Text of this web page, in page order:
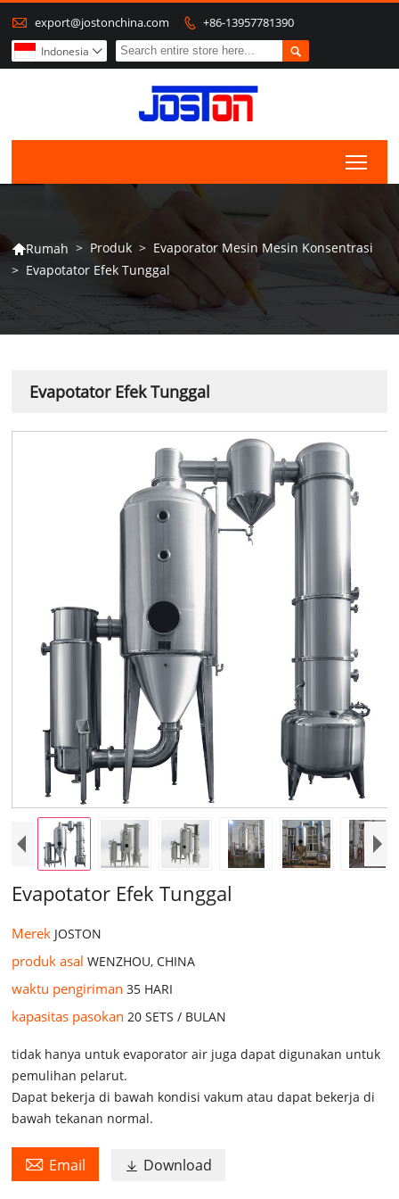
 export@jostonchina.com  +86-13957781390

Indonesia 
Rumah > Produk > Evaporator Mesin Mesin Konsentrasi
> Evapotator Efek Tunggal
Evapotator Efek Tunggal
Evapotator Efek Tunggal
Merek JOSTON
produk asalWENZHOU, CHINA
waktu pengiriman35 HARI
kapasitas pasokan 20 SETS / BULAN
tidak hanya untuk evaporator air juga dapat digunakan untuk
pemulihan pelarut.
Dapat bekerja di bawah kondisi vakum atau dapat bekerja di
bawah tekanan normal.
 Email  Download